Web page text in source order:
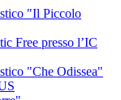
"Il Piccolo
Free presso l’IC
"Che Odissea"